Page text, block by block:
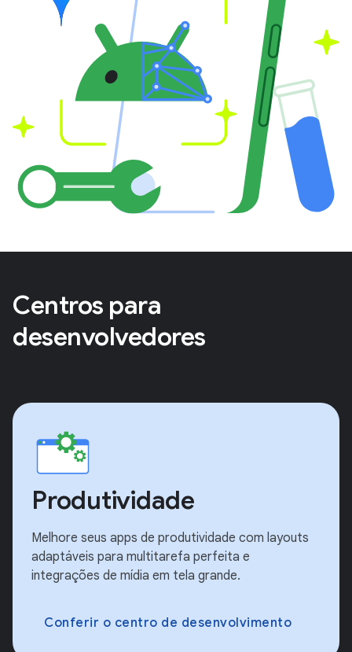
Centros para
desenvolvedores
Produtividade
Melhore seus apps de produtividade com layouts
adaptáveis para multitarefa perfeita e
integrações de mídia em tela grande.
Conferir o centro de desenvolvimento